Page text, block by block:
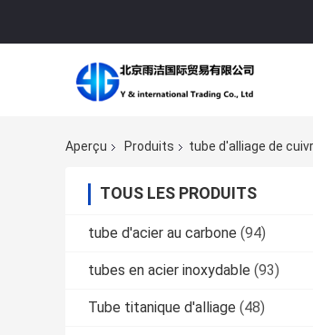
Aperçu Produits tube d'alliage de
TOUS LES PRODUITS
tube d'acier au carbone (94)
tubes en acier inoxydable (93)
Tube titanique d'alliage (48)